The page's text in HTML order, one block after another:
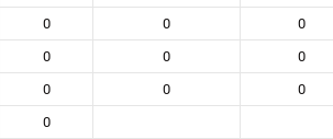
0 0 0
0 0 0
0 0 0
0